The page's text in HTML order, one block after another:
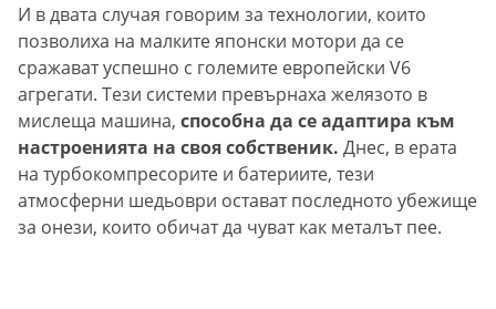
И в двата случая говорим за технологии, които
позволиха на малките японски мотори да се
сражават успешно с големите европейски V6
агрегати. Тези системи превърнаха желязото в
мислеща машина, способна да се адаптира към
настроенията на своя собственик. Днес, в ерата
на турбокомпресорите и батериите, тези
атмосферни шедьоври остават последното убежище
за онези, които обичат да чуват как металът пее.